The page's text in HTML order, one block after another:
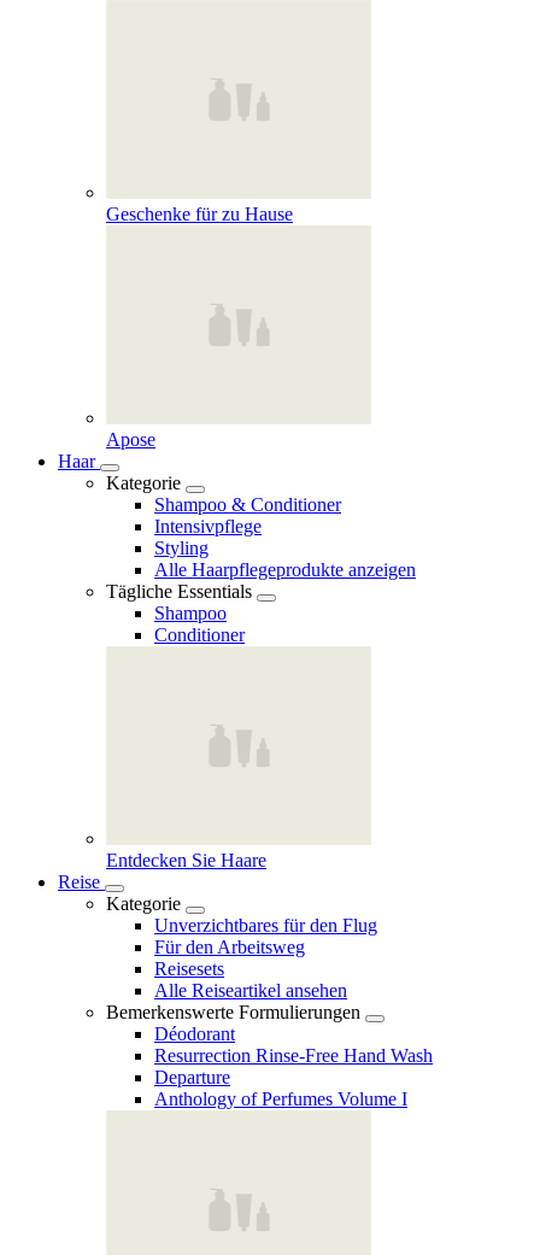
Geschenke für zu Hause
Apose
Haar
Kategorie
Shampoo & Conditioner
Intensivpflege
Styling
Alle Haarpflegeprodukte anzeigen
Tägliche Essentials
Shampoo
Conditioner
Entdecken Sie Haare
Reise
Kategorie
Unverzichtbares für den Flug
Für den Arbeitsweg
Reisesets
Alle Reiseartikel ansehen
Bemerkenswerte Formulierungen
Déodorant
Resurrection Rinse‑Free Hand Wash
Departure
Anthology of Perfumes Volume I